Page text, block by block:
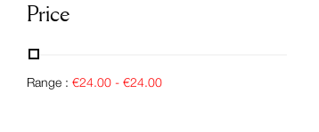
Price
Range : €24.00 - €24.00